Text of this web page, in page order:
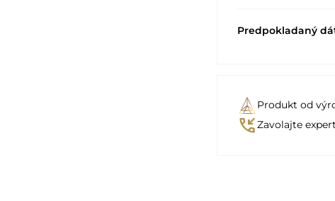
Predpokladaný
Produkt od
phone_callbackZavolajte